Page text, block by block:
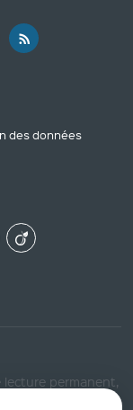
des données
permanent,